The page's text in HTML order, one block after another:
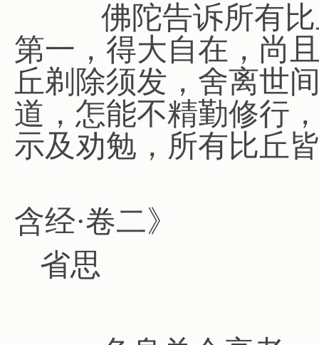
佛陀告诉所有比
第一，得大自在，尚
丘剃除须发，舍离世
道，怎能不精勤修行
示及劝勉，所有比丘
含经·卷二》
省思